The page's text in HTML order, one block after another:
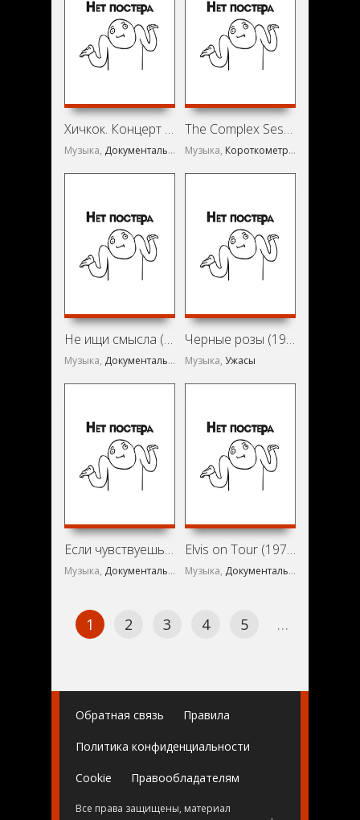
Хичкок. Концерт в магазине (1998)
Музыка, Документальный
The Complex Sessions (1994)
Музыка, Короткометражка
Не ищи смысла (1984)
Музыка, Документальный ,Концерт
Черные розы (1988)
Музыка, Ужасы
Если чувствуешь себя лягушкой, то прыгай (1980)
Музыка, Документальный ,Короткометражка
Elvis on Tour (1972)
Музыка, Документальный
1 2 3 4 5 …
Обратная связь Правила
Политика конфиденциальности
Cookie Правообладателям
Все права защищены, материал